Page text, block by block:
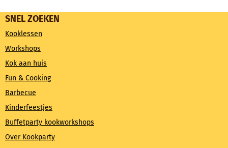
SNEL ZOEKEN
Kooklessen
Workshops
Kok aan huis
Fun & Cooking
Barbecue
Kinderfeestjes
Buffetparty kookworkshops
Over Kookparty